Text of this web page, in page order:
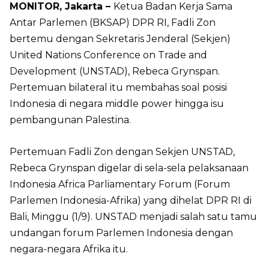
MONITOR, Jakarta – Ketua Badan Kerja Sama
Antar Parlemen (BKSAP) DPR RI, Fadli Zon
bertemu dengan Sekretaris Jenderal (Sekjen)
United Nations Conference on Trade and
Development (UNSTAD), Rebeca Grynspan.
Pertemuan bilateral itu membahas soal posisi
Indonesia di negara middle power hingga isu
pembangunan Palestina.
Pertemuan Fadli Zon dengan Sekjen UNSTAD,
Rebeca Grynspan digelar di sela-sela pelaksanaan
Indonesia Africa Parliamentary Forum (Forum
Parlemen Indonesia-Afrika) yang dihelat DPR RI di
Bali, Minggu (1/9). UNSTAD menjadi salah satu tamu
undangan forum Parlemen Indonesia dengan
negara-negara Afrika itu.